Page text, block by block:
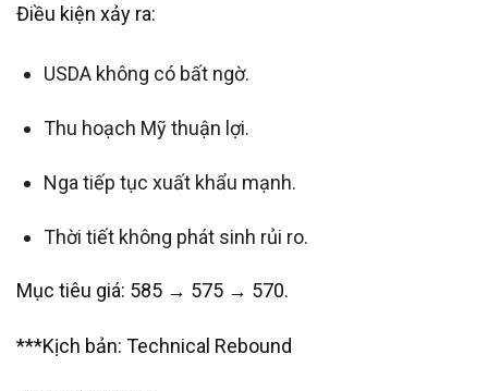
Điều kiện xảy ra:
USDA không có bất ngờ.
Thu hoạch Mỹ thuận lợi.
Nga tiếp tục xuất khẩu mạnh.
Thời tiết không phát sinh rủi ro.
Mục tiêu giá: 585 → 575 → 570.
***Kịch bản: Technical Rebound